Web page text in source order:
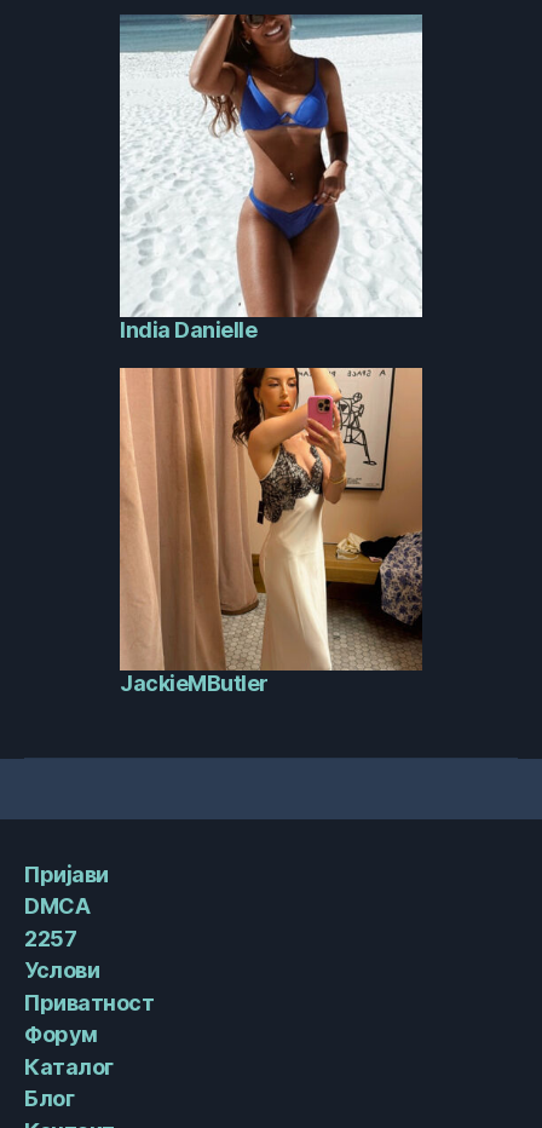
India Danielle
JackieMButler
Пријави
DMCA
2257
Услови
Приватност
Форум
Каталог
Блог